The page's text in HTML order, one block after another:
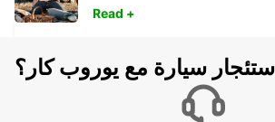
STOCKHOLM VW BREDDEN
UPPLANDS VASBY - SWEDEN
Read +
سيارة مع يوروب كار؟